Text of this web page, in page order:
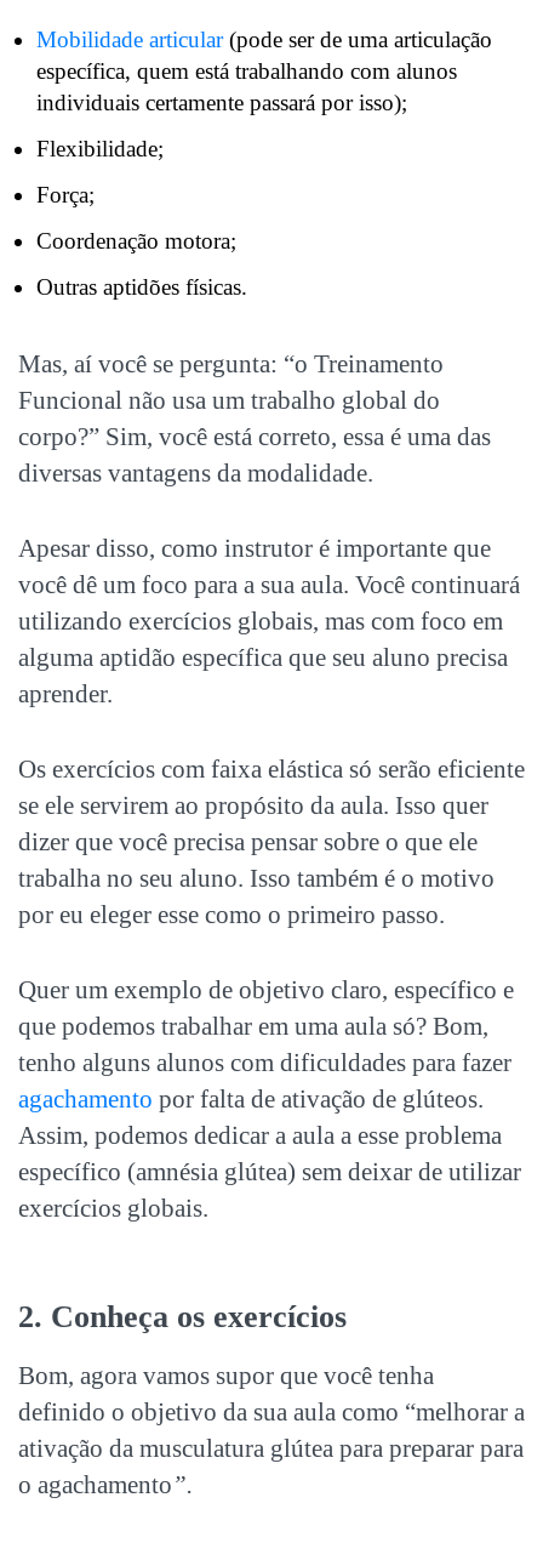
Mobilidade articular(pode ser de uma articulação
específica, quem está trabalhando com alunos
individuais certamente passará por isso);
Flexibilidade;
Força;
Coordenação motora;
Outras aptidões físicas.
Mas, aí você se pergunta: “o Treinamento
Funcional não usa um trabalho global do
corpo?” Sim, você está correto, essa é uma das
diversas vantagens da modalidade.
Apesar disso, como instrutor é importante que
você dê um foco para a sua aula. Você continuará
utilizando exercícios globais, mas com foco em
alguma aptidão específica que seu aluno precisa
aprender.
Os exercícios com faixa elástica só serão eficiente
se ele servirem ao propósito da aula. Isso quer
dizer que você precisa pensar sobre o que ele
trabalha no seu aluno. Isso também é o motivo
por eu eleger esse como o primeiro passo.
Quer um exemplo de objetivo claro, específico e
que podemos trabalhar em uma aula só? Bom,
tenho alguns alunos com dificuldades para fazer
agachamento por falta de ativação de glúteos.
Assim, podemos dedicar a aula a esse problema
específico (amnésia glútea) sem deixar de utilizar
exercícios globais.
2. Conheça os exercícios
Bom, agora vamos supor que você tenha
definido o objetivo da sua aula como “melhorar a
ativação da musculatura glútea para preparar para
o agachamento”.